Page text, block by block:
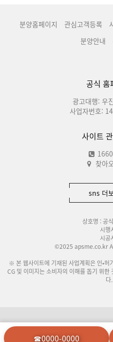
분양홈페이지 관심고객등록
분양안내
공식 홈
광고대행: 우
사업자번호:
사이트
찾아
sns 더
상호명 : 공
시행
시공
©2025 apsme.co.kr
※ 본 웹사이트에 기재된 사업계획은 인•허
CG 및 이미지는 소비자의 이해를 돕기 위
다.
이용안내 개
☎0000-0000